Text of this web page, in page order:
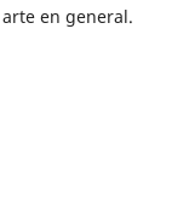
en general.